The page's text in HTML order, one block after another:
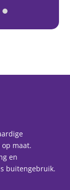
maat.
en
buitengebruik.